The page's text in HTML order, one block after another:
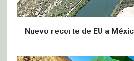
Nuevo recorte de EU a